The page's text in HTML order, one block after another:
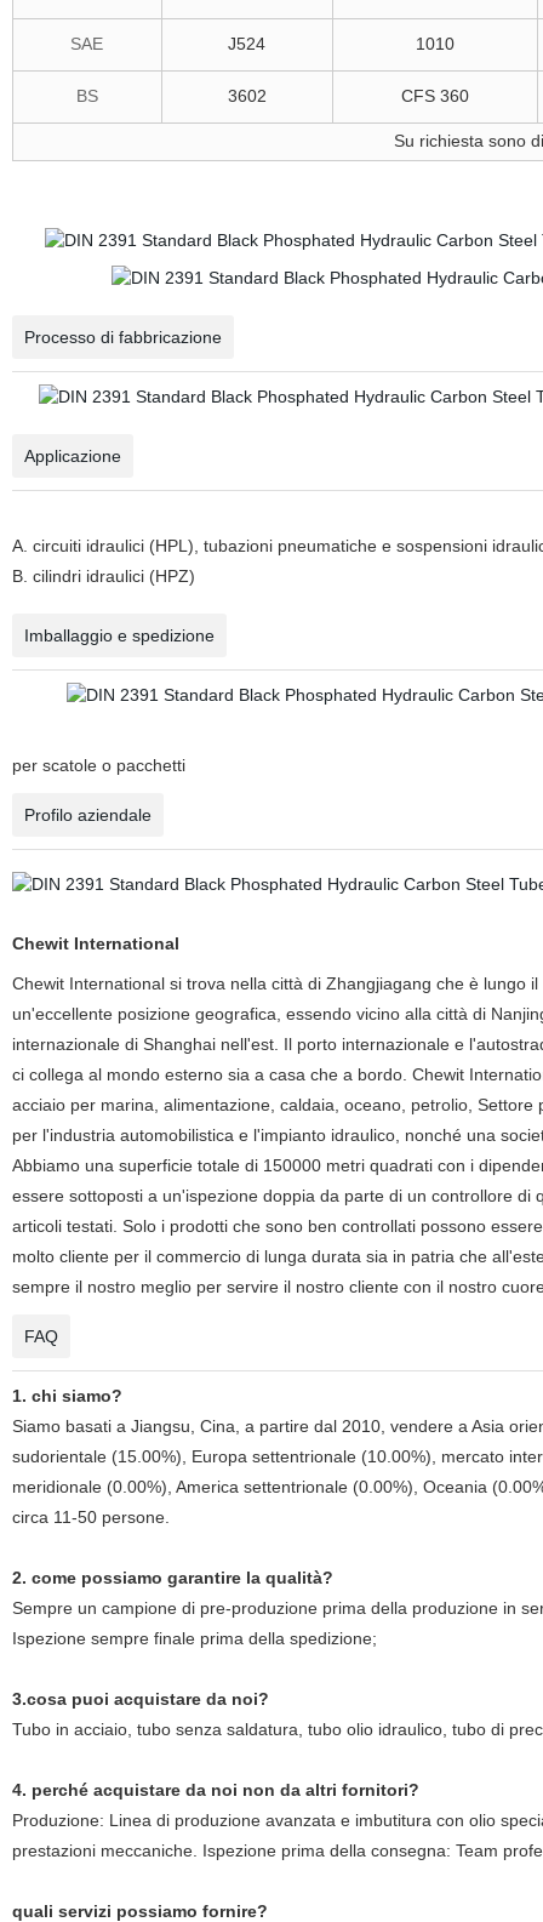
SAE J524 1010
BS 3602 CFS 360
Su richiesta sono
Processo di fabbricazione
Applicazione
A. circuiti idraulici (HPL), tubazioni pneumatiche e sospensioni
B. cilindri idraulici (HPZ)
Imballaggio e spedizione
per scatole o pacchetti
Profilo aziendale
Chewit International
Chewit International si trova nella città di Zhangjiagang che è lungo
un'eccellente posizione geografica, essendo vicino alla città di
internazionale di Shanghai nell'est. Il porto internazionale e
ci collega al mondo esterno sia a casa che a bordo. Chewit
acciaio per marina, alimentazione, caldaia, oceano, petrolio,
per l'industria automobilistica e l'impianto idraulico, nonché una
Abbiamo una superficie totale di 150000 metri quadrati con i
essere sottoposti a un'ispezione doppia da parte di un controllore
articoli testati. Solo i prodotti che sono ben controllati possono
molto cliente per il commercio di lunga durata sia in patria che
sempre il nostro meglio per servire il nostro cliente con il nostro
FAQ
1. chi siamo?
Siamo basati a Jiangsu, Cina, a partire dal 2010, vendere a Asia
sudorientale (15.00%), Europa settentrionale (10.00%), mercato
meridionale (0.00%), America settentrionale (0.00%), Oceania
circa 11-50 persone.
2. come possiamo garantire la qualità?
Sempre un campione di pre-produzione prima della produzione in
Ispezione sempre finale prima della spedizione;
3.cosa puoi acquistare da noi?
Tubo in acciaio, tubo senza saldatura, tubo olio idraulico, tubo di
4. perché acquistare da noi non da altri fornitori?
Produzione: Linea di produzione avanzata e imbutitura con olio
prestazioni meccaniche. Ispezione prima della consegna: Team
quali servizi possiamo fornire?